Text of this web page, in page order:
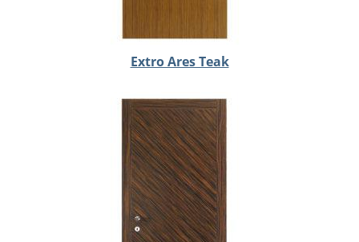
Extro Ares Teak